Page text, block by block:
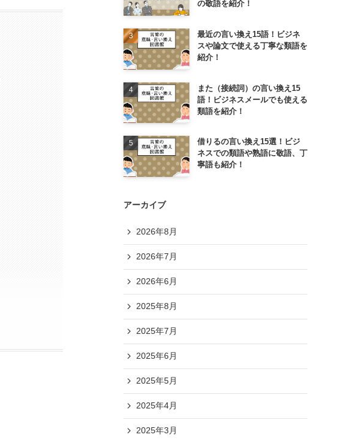
の敬語を紹介！
最近の言い換え15語！ビジネ
スや論文で使える丁寧な類語を
紹介！
また（接続詞）の言い換え15
語！ビジネスメールでも使える
類語を紹介！
借りるの言い換え15選！ビジ
ネスでの類語や熟語に敬語、丁
寧語も紹介！
アーカイブ
2026年8月
2026年7月
2026年6月
2025年8月
2025年7月
2025年6月
2025年5月
2025年4月
2025年3月